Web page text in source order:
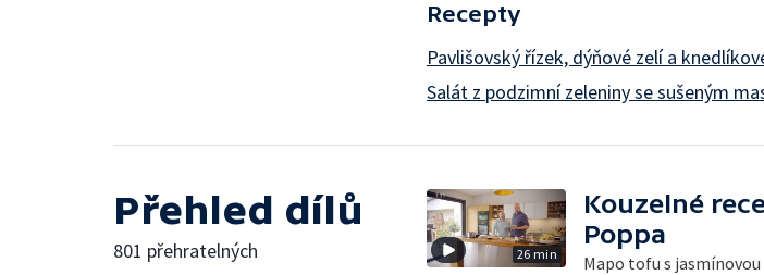
Recepty
Pavlišovský řízek, dýňové zelí a
Salát z podzimní zeleniny se sušeným
Přehled dílů
801 přehratelných 26 min
Kouzelné
Poppa
Mapo tofu s